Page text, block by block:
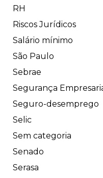
RH
Riscos Jurídicos
Salário mínimo
São Paulo
Sebrae
Segurança
Seguro-desemprego
Selic
Sem categoria
Senado
Serasa